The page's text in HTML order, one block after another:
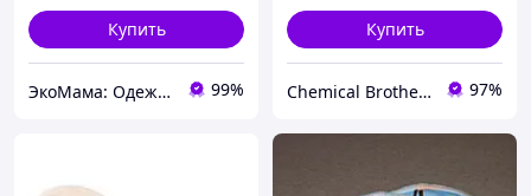
Купить
ЭкоМама: Одежда для беременных, белье для кормящих, сумка в роддом, одежда для новорожденных 99%
Купить
Chemical Brothers 97%